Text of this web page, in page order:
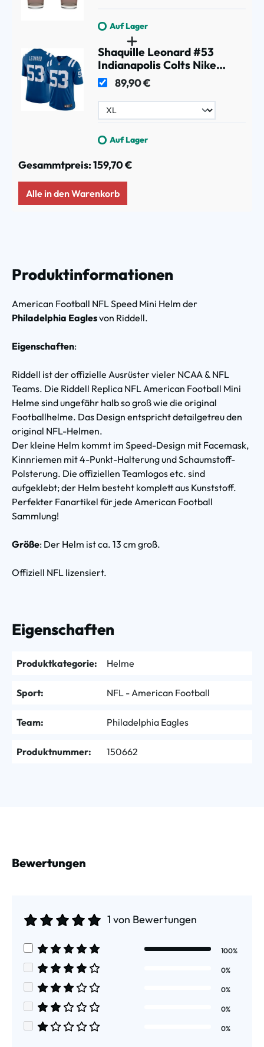
Auf Lager
Shaquille Leonard #53
Indianapolis Colts Nike
Speed Machine Limited NFL
Trikot Blau
89,90 €
Auf Lager
Gesammtpreis:159,70 €
Alle in den Warenkorb
Produktinformationen
American Football NFL Speed Mini Helm der
Philadelphia Eaglesvon Riddell.
Eigenschaften:
Riddell ist der offizielle Ausrüster vieler NCAA & NFL
Teams. Die Riddell Replica NFL American Football Mini
Helme sind ungefähr halb so groß wie die original
Footballhelme. Das Design entspricht detailgetreu den
original NFL-Helmen.
Der kleine Helm kommt im Speed-Design mit Facemask,
Kinnriemen mit 4-Punkt-Halterung und Schaumstoff-
Polsterung. Die offiziellen Teamlogos etc. sind
aufgeklebt; der Helm besteht komplett aus Kunststoff.
Perfekter Fanartikel für jede American Football
Sammlung!
Größe: Der Helm ist ca. 13 cm groß.
Offiziell NFL lizensiert.
Eigenschaften
Produktkategorie: Helme
Sport: NFL - American Football
Team: Philadelphia Eagles
Produktnummer: 150662
Bewertungen
1 von Bewertungen
Durchschnittliche Bewertung von 5 von 5 Sternen
100%
Durchschnittliche Bewertung von 4 von 5 Sternen
0%
Durchschnittliche Bewertung von 3 von 5 Sternen
0%
Durchschnittliche Bewertung von 2 von 5 Sternen
0%
0%